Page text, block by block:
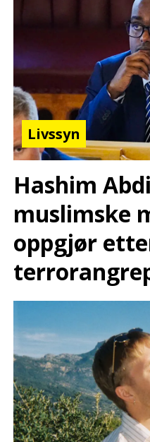
Livssyn
Hashim
muslimske
oppgjør